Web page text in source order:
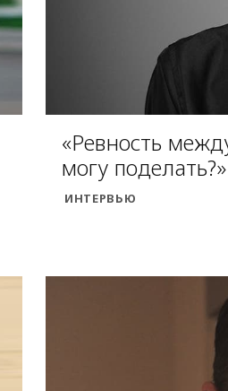
«Ревность
могу
ИНТЕРВЬЮ